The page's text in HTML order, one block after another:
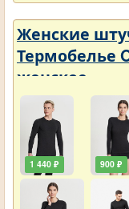
Женские
Термобелье
женское
1 440 ₽ 900 ₽